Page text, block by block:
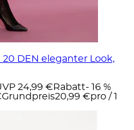
DEN eleganter Look,
24,99 € Rabatt- 16 %
Grundpreis20,99 €pro / 1